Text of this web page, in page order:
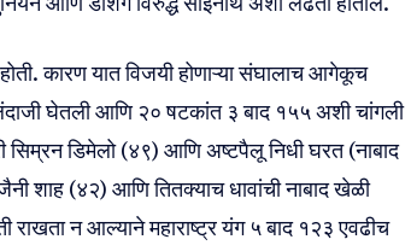
कारण यात विजयी होणाऱ्या संघालाच आगेकूच
घेतली आणि २० षटकांत ३ बाद १५५ अशी चांगली
सिम्रन डिमेलो (४९) आणि अष्टपैलू निधी घरत (नाबाद
शाह (४२) आणि तितक्याच धावांची नाबाद खेळी
राखता न आल्याने महाराष्ट्र यंग ५ बाद १२३ एवढीच